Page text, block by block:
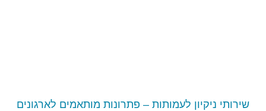
שירותי ניקיון לעמותות – פתרונות מותאמים לארגונים